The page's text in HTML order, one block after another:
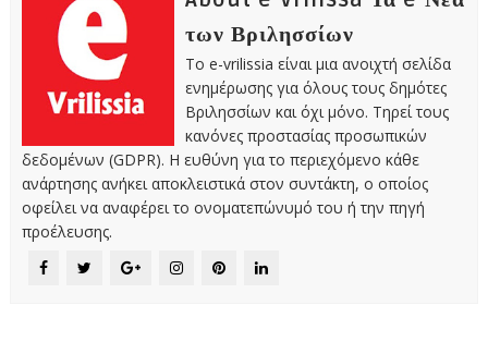
των Βριλησσίων
Το e-vrilissia είναι μια ανοιχτή σελίδα
ενημέρωσης για όλους τους δημότες
Βριλησσίων και όχι μόνο. Τηρεί τους
κανόνες προστασίας προσωπικών
δεδομένων (GDPR). Η ευθύνη για το περιεχόμενο κάθε
ανάρτησης ανήκει αποκλειστικά στον συντάκτη, ο οποίος
οφείλει να αναφέρει το ονοματεπώνυμό του ή την πηγή
προέλευσης.